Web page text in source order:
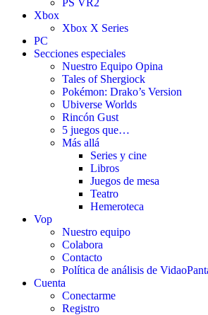
PS VR2
Xbox
Xbox X Series
PC
Secciones especiales
Nuestro Equipo Opina
Tales of Shergiock
Pokémon: Drako’s Version
Ubiverse Worlds
Rincón Gust
5 juegos que…
Más allá
Series y cine
Libros
Juegos de mesa
Teatro
Hemeroteca
Vop
Nuestro equipo
Colabora
Contacto
Política de análisis de
Cuenta
Conectarme
Registro